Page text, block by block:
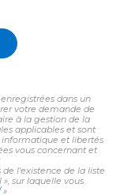
dans un
votre demande de
à la gestion de la
applicables et sont
informatique et libertés
vous concernant et
l'existence de la liste
sur laquelle vous
»